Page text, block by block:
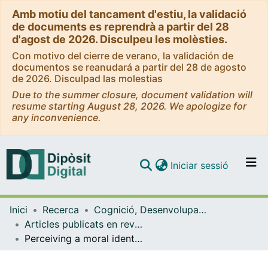
Amb motiu del tancament d'estiu, la validació
de documents es reprendrà a partir del 28
d'agost de 2026. Disculpeu les molèsties.
Con motivo del cierre de verano, la validación de
documentos se reanudará a partir del 28 de agosto
de 2026. Disculpad las molestias
Due to the summer closure, document validation will
resume starting August 28, 2026. We apologize for
any inconvenience.
Navega per tot el DD
Com publicar
Iniciar sessió (current)
Inici Recerca
Cognició, Desenvolupament i Psicologia de l'Educació
Articles publicats en revistes (Cognició, Desenvolupament i Psicologia de l'Educació)
Perceiving a moral identity: When storybook illustrations express a moral duality